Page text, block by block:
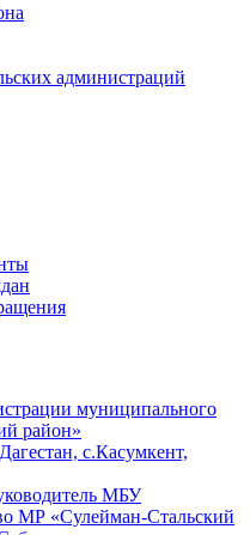
администраций
муниципального
район»
с.Касумкент,
МБУ
МР «Сулейман-Стальский